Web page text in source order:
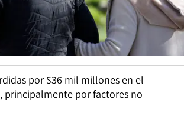
por $36 mil millones en el
principalmente por factores no